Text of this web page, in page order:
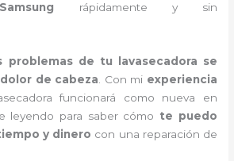
rápidamente y sin
problemas de tu lavasecadora se
de cabeza . Con mi experiencia
funcionará como nueva en
leyendo para saber cómo te puedo
y dinero con una reparación de